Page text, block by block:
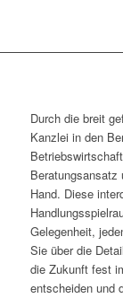
Durch die breit
Kanzlei in den
Beratungsansatz
Hand. Diese
Gelegenheit,
Sie über die
die Zukunft fest
entscheiden und